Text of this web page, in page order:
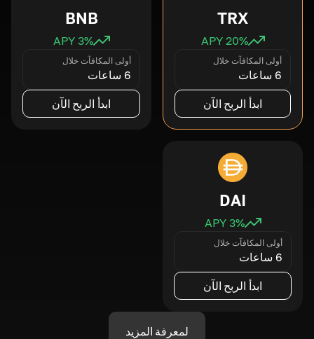
TRX
20% APY
أولى المكافآت خلال
6 ساعات
ابدأ الربح الآن
BNB
3% APY
أولى المكافآت خلال
6 ساعات
ابدأ الربح الآن
DAI
3% APY
أولى المكافآت خلال
6 ساعات
ابدأ الربح الآن
لمعرفة المزيد